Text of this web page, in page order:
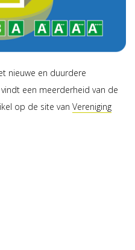
nieuwe en duurdere
een meerderheid van de
op de site van Vereniging